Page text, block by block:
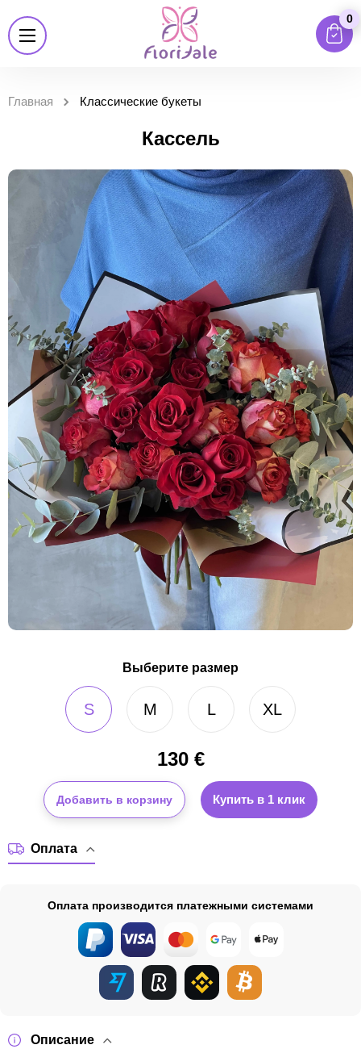
0
Главная Классические букеты
Кассель
Выберите размер
S M L XL
130€
Добавить в корзину Купить в 1 клик
Описание
Оплата
Оплата производится платежными системами